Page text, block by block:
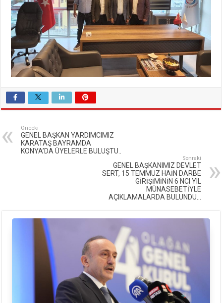
Önceki
GENEL BAŞKAN YARDIMCIMIZ
KARATAŞ BAYRAMDA
KONYA’DA ÜYELERLE BULUŞTU..
Sonraki
GENEL BAŞKANIMIZ DEVLET
SERT, 15 TEMMUZ HAİN DARBE
GİRİŞİMİNİN 6 NCI YIL
MÜNASEBETİYLE
AÇIKLAMALARDA BULUNDU…